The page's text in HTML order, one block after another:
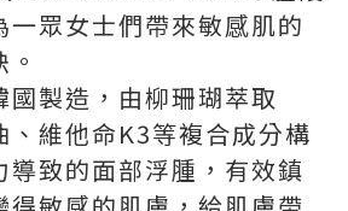
一眾女士們帶來敏感肌的
國製造，由柳珊瑚萃取
、維他命K3等複合成分構
導致的面部浮腫，有效鎮